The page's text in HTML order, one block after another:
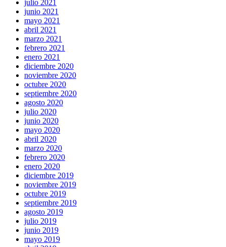
julio 2021
junio 2021
mayo 2021
abril 2021
marzo 2021
febrero 2021
enero 2021
diciembre 2020
noviembre 2020
octubre 2020
septiembre 2020
agosto 2020
julio 2020
junio 2020
mayo 2020
abril 2020
marzo 2020
febrero 2020
enero 2020
diciembre 2019
noviembre 2019
octubre 2019
septiembre 2019
agosto 2019
julio 2019
junio 2019
mayo 2019